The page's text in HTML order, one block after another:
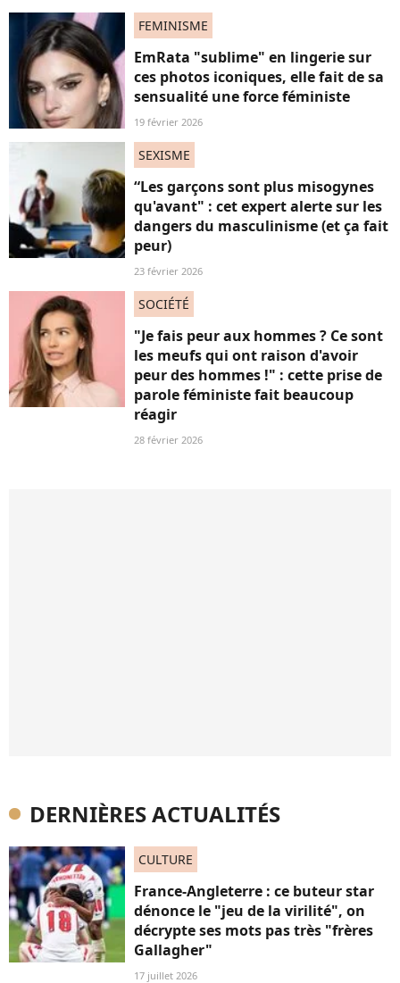
FEMINISME
EmRata "sublime" en lingerie sur
ces photos iconiques, elle fait de sa
sensualité une force féministe
19 février 2026
SEXISME
“Les garçons sont plus misogynes
qu'avant" : cet expert alerte sur les
dangers du masculinisme (et ça fait
peur)
23 février 2026
SOCIÉTÉ
"Je fais peur aux hommes ? Ce sont
les meufs qui ont raison d'avoir
peur des hommes !" : cette prise de
parole féministe fait beaucoup
réagir
28 février 2026
DERNIÈRES ACTUALITÉS
CULTURE
France-Angleterre : ce buteur star
dénonce le "jeu de la virilité", on
décrypte ses mots pas très "frères
Gallagher"
17 juillet 2026